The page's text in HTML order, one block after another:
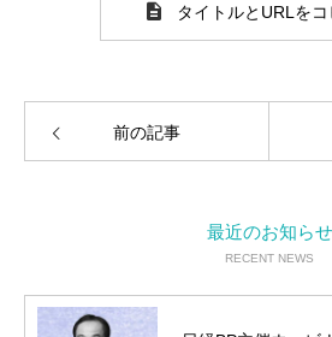
タイトルとURLを
前の記事
最近のお知らせ
RECENT NEWS